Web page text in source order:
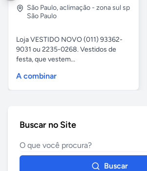
São Paulo,aclimação - zona sul sp
São Paulo
Loja VESTIDO NOVO (011) 93362-
9031 ou 2235-0268. Vestidos de
festa, que vestem...
A combinar
Buscar no Site
Buscar